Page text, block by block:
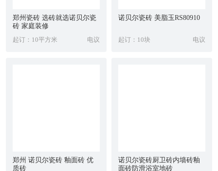
郑州瓷砖 选砖就选诺贝尔瓷
砖 家庭装修
起订：10平方米 电议
诺贝尔瓷砖 美脂玉RS80910
起订：10块 电议
郑州 诺贝尔瓷砖 釉面砖 优
质砖
诺贝尔瓷砖厨卫砖内墙砖釉
面砖防滑浴室地砖